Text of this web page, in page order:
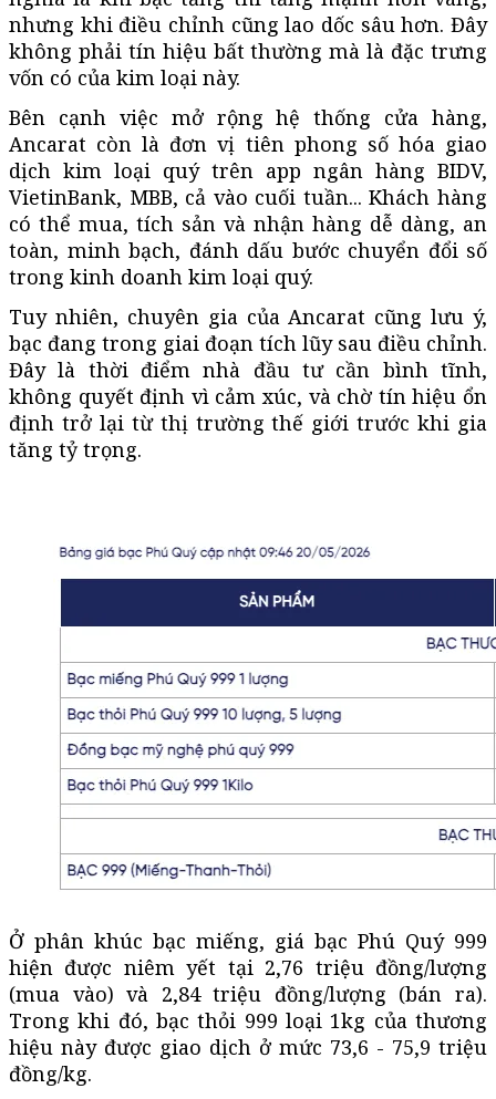
nhưng khi điều chỉnh cũng lao dốc sâu hơn. Đây
không phải tín hiệu bất thường mà là đặc trưng
vốn có của kim loại này.
Bên cạnh việc mở rộng hệ thống cửa hàng,
Ancarat còn là đơn vị tiên phong số hóa giao
dịch kim loại quý trên app ngân hàng BIDV,
VietinBank, MBB, cả vào cuối tuần... Khách hàng
có thể mua, tích sản và nhận hàng dễ dàng, an
toàn, minh bạch, đánh dấu bước chuyển đổi số
trong kinh doanh kim loại quý.
Tuy nhiên, chuyên gia của Ancarat cũng lưu ý,
bạc đang trong giai đoạn tích lũy sau điều chỉnh.
Đây là thời điểm nhà đầu tư cần bình tĩnh,
không quyết định vì cảm xúc, và chờ tín hiệu ổn
định trở lại từ thị trường thế giới trước khi gia
tăng tỷ trọng.
Ở phân khúc bạc miếng, giá bạc Phú Quý 999
hiện được niêm yết tại 2,76 triệu đồng/lượng
(mua vào) và 2,84 triệu đồng/lượng (bán ra).
Trong khi đó, bạc thỏi 999 loại 1kg của thương
hiệu này được giao dịch ở mức 73,6 - 75,9 triệu
đồng/kg.